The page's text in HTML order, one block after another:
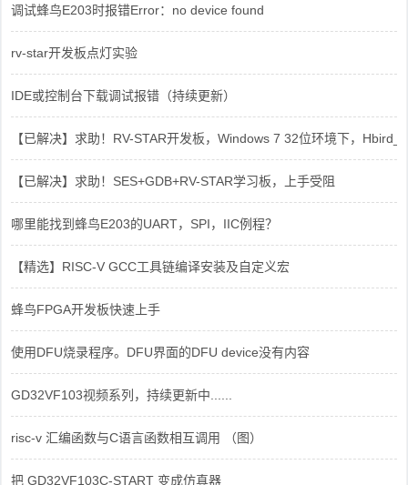
调试蜂鸟E203时报错Error：no device found
rv-star开发板点灯实验
IDE或控制台下载调试报错（持续更新）
【已解决】求助！RV-STAR开发板，Windows 7 32位环境下，
【已解决】求助！SES+GDB+RV-STAR学习板，上手受阻
哪里能找到蜂鸟E203的UART，SPI，IIC例程？
【精选】RISC-V GCC工具链编译安装及自定义宏
蜂鸟FPGA开发板快速上手
使用DFU烧录程序。DFU界面的DFU device没有内容
GD32VF103视频系列，持续更新中......
risc-v 汇编函数与C语言函数相互调用 （图）
把 GD32VF103C-START 变成仿真器